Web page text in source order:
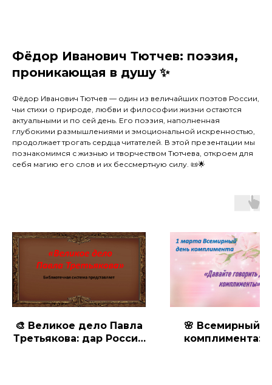
Фёдор Иванович Тютчев: поэзия,
проникающая в душу ✨
Фёдор Иванович Тютчев — один из величайших поэтов России,
чьи стихи о природе, любви и философии жизни остаются
актуальными и по сей день. Его поэзия, наполненная
глубокими размышлениями и эмоциональной искренностью,
продолжает трогать сердца читателей. В этой презентации мы
познакомимся с жизнью и творчеством Тютчева, откроем для
себя магию его слов и их бессмертную силу. 📜🌟
🎨 Великое дело Павла
Третьякова: дар России
🌸 Всемирный
комплимента: